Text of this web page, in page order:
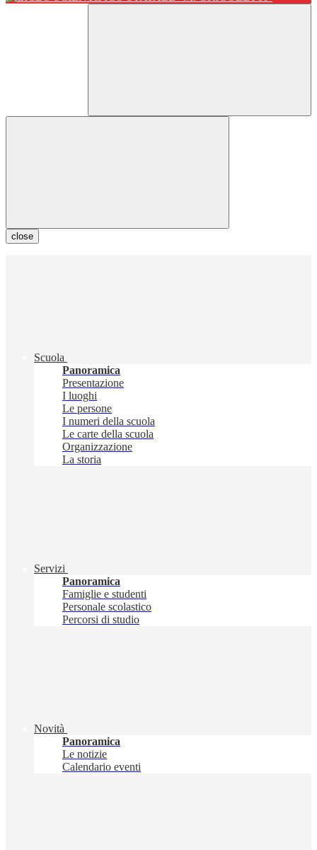
close
Scuola
Panoramica
Presentazione
I luoghi
Le persone
I numeri della scuola
Le carte della scuola
Organizzazione
La storia
Servizi
Panoramica
Famiglie e studenti
Personale scolastico
Percorsi di studio
Novità
Panoramica
Le notizie
Calendario eventi